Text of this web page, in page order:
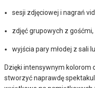
sesji zdjęciowej i nagrań
zdjęć grupowych z gośćmi,
wyjścia pary młodej z sali
Dzięki intensywnym kolorom
stworzyć naprawdę